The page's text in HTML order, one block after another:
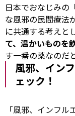
日本でおなじみの
な風邪の民間療法
に共通する考えと
て、温かいものを
す一番の薬なのだ
風邪、イン
ェック！
「風邪、インフ